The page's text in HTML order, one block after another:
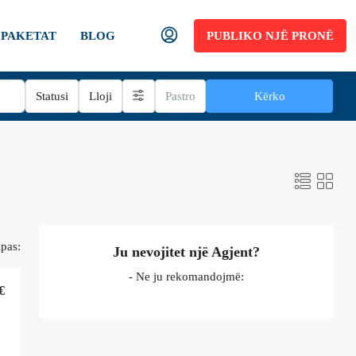
PAKETAT BLOG PUBLIKO NJË PRONË
Statusi Lloji Pastro Kërko
Ju nevojitet një Agjent?
- Ne ju rekomandojmë: